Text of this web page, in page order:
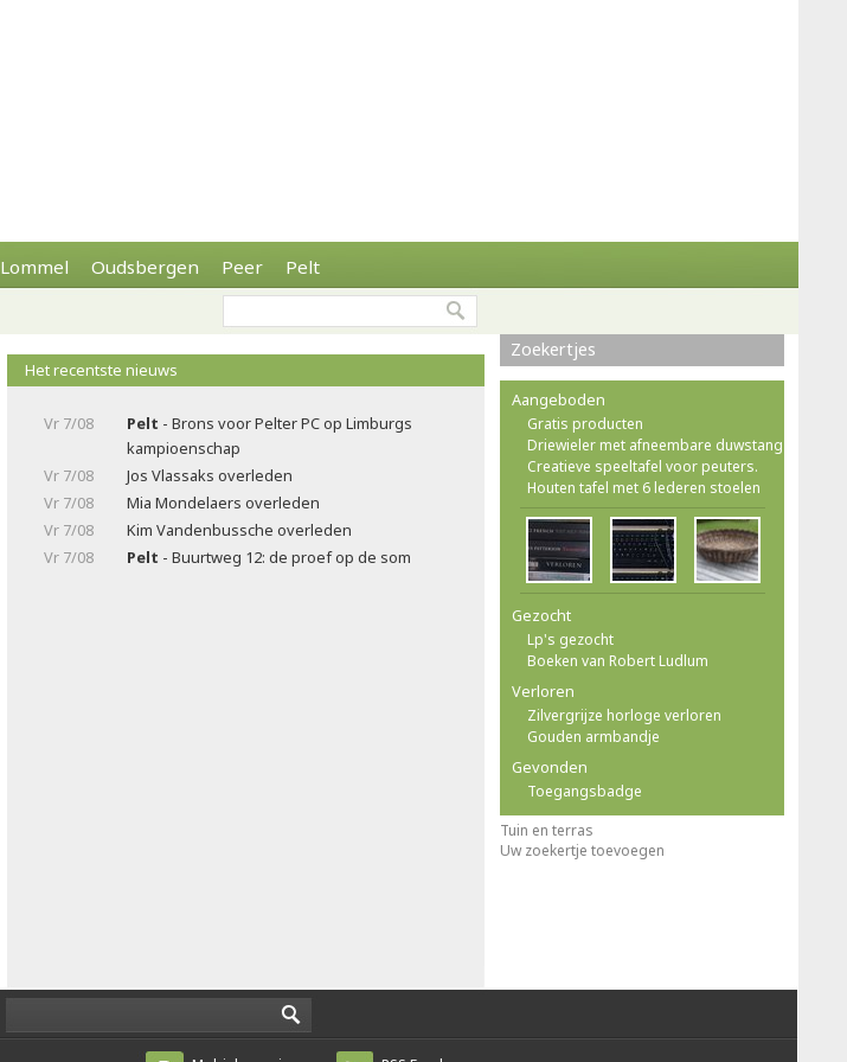
Lommel Oudsbergen Peer Pelt
Het recentste nieuws
Vr 7/08 Pelt - Brons voor Pelter PC op Limburgs
kampioenschap
Vr 7/08
Jos Vlassaks overleden
Vr 7/08
Mia Mondelaers overleden
Vr 7/08
Kim Vandenbussche overleden
Vr 7/08
Pelt - Buurtweg 12: de proef op de som
Zoekertjes
Aangeboden
Gratis producten
Driewieler met afneembare duwstang
Creatieve speeltafel voor peuters.
Houten tafel met 6 lederen stoelen
Gezocht
Lp's gezocht
Boeken van Robert Ludlum
Verloren
Zilvergrijze horloge verloren
Gouden armbandje
Gevonden
Toegangsbadge
Tuin en terras
Uw zoekertje toevoegen